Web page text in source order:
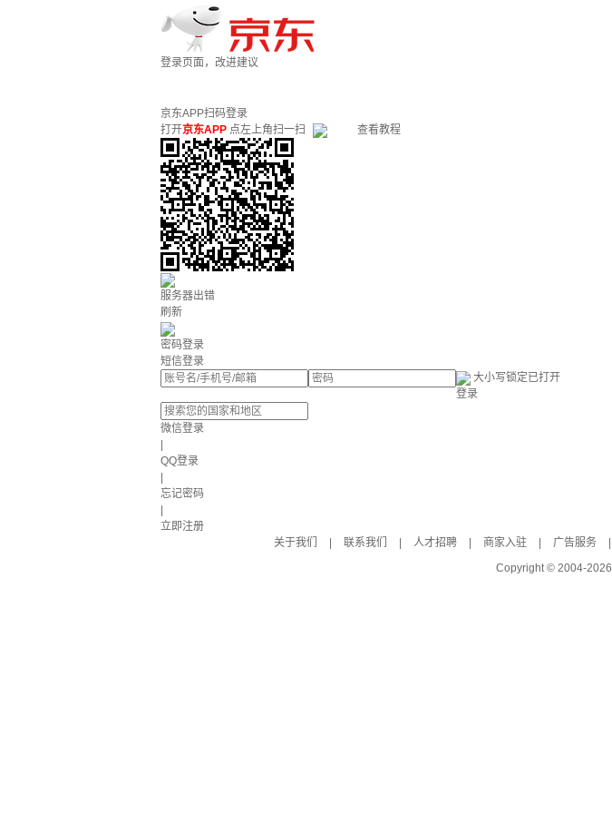
登录页面，改进建议
京东APP扫码登录
打开京东APP 点左上角扫一扫 查看教程
服务器出错
刷新
密码登录
短信登录
大小写锁定已打开
登录
微信登录
QQ登录
忘记密码
立即注册
关于我们
联系我们 人才招聘 商家入驻 广告服务
Copyright © 2004-2026